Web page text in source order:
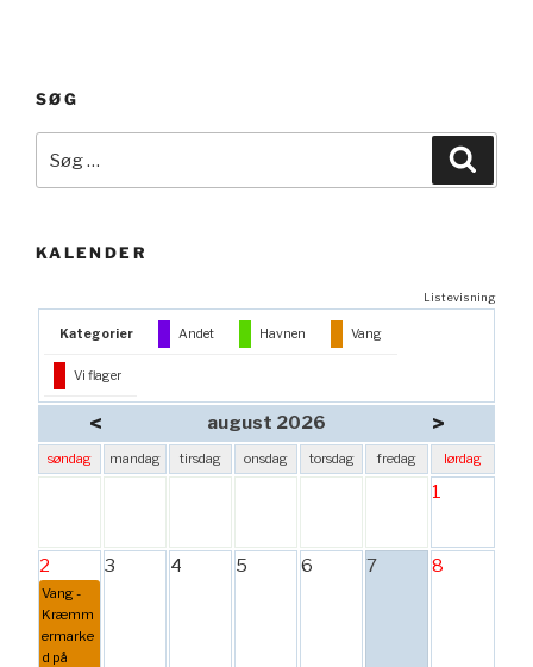
SØG
efter:
KALENDER
Listevisning
Kategorier Andet Havnen Vang
Vi flager
< august 2026 >
søndag mandag tirsdag onsdag torsdag fredag lørdag
1
2
Vang -
Kræmm
ermarke
d på
3 4 5 6 7 8